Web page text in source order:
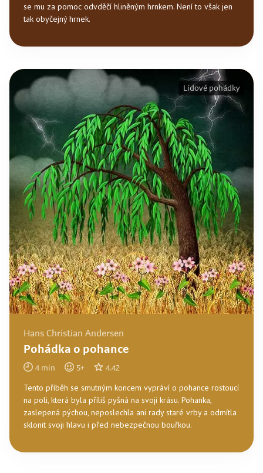
se mu za pomoc odvděčí hliněným hrnkem. Není to však jen
tak obyčejný hrnek.
Hans Christian Andersen
Pohádka o pohance
4 min 5+ 4.42
Tento příběh se smutným koncem vypráví o pohance rostoucí
na poli, která byla příliš pyšná na svoji krásu. Pohanka,
zaslepená pýchou, neposlechla ani rady staré vrby a odmítla
sklonit svoji hlavu i před nebezpečnou bouřkou.
Lidové pohádky